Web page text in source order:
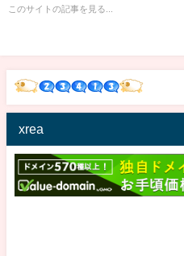
このサイトの記事を見る...
xrea